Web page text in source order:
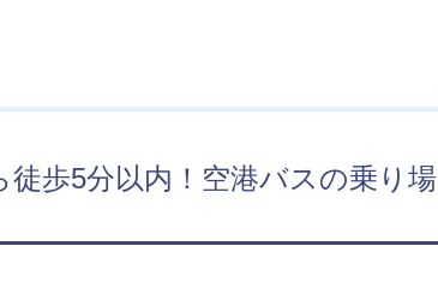
歩5分以内！空港バスの乗り場